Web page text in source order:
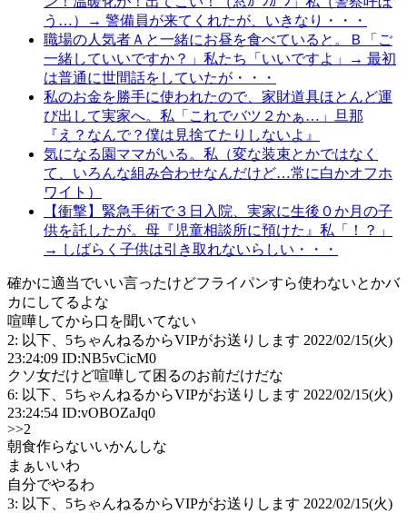
う…）→ 警備員が来てくれたが、いきなり・・・
職場の人気者Ａと一緒にお昼を食べていると。Ｂ「ご
一緒していいですか？」私たち「いいですよ」→ 最初
は普通に世間話をしていたが・・・
私のお金を勝手に使われたので、家財道具ほとんど運
び出して実家へ。私「これでバツ２かぁ…」旦那
『え？なんで？僕は見捨てたりしないよ』
気になる園ママがいる。私（変な装束とかではなく
て、いろんな組み合わせなんだけど…常に白かオフホ
ワイト）
【衝撃】緊急手術で３日入院、実家に生後０か月の子
供を託したが。母『児童相談所に預けた』私「！？」
→ しばらく子供は引き取れないらしい・・・
確かに適当でいい言ったけどフライパンすら使わないとかバ
カにしてるよな
喧嘩してから口を聞いてない
2: 以下、5ちゃんねるからVIPがお送りします 2022/02/15(火)
23:24:09 ID:NB5vCicM0
クソ女だけど喧嘩して困るのお前だけだな
6: 以下、5ちゃんねるからVIPがお送りします 2022/02/15(火)
23:24:54 ID:vOBOZaJq0
>>2
朝食作らないいかんしな
まぁいいわ
自分でやるわ
3: 以下、5ちゃんねるからVIPがお送りします 2022/02/15(火)